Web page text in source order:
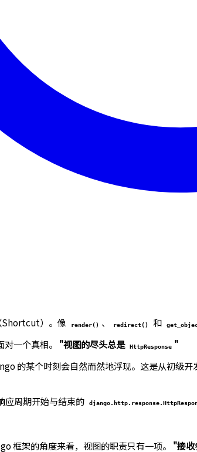
Shortcut）。像 render() 、 redirect() 和
一个真相。 "视图的尽头总是 HttpResponse "
的某个时刻会自然而然地浮现。这是从初级
应周期开始与结束的
框架的角度来看，视图的职责只有一项。 "接收